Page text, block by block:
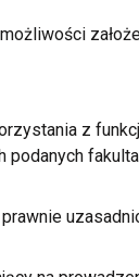
z
podanych